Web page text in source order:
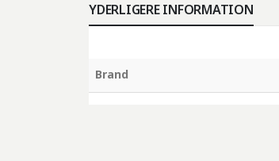
YDERLIGERE INFORMATION
Brand